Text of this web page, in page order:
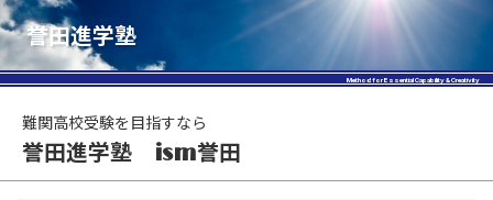
誉田進学塾
Method for Essential Capability & Creativity
難関高校受験を目指すなら
誉田進学塾 ism誉田